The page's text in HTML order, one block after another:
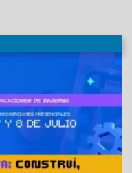
de prensa a las
Cívico Grand Bourg